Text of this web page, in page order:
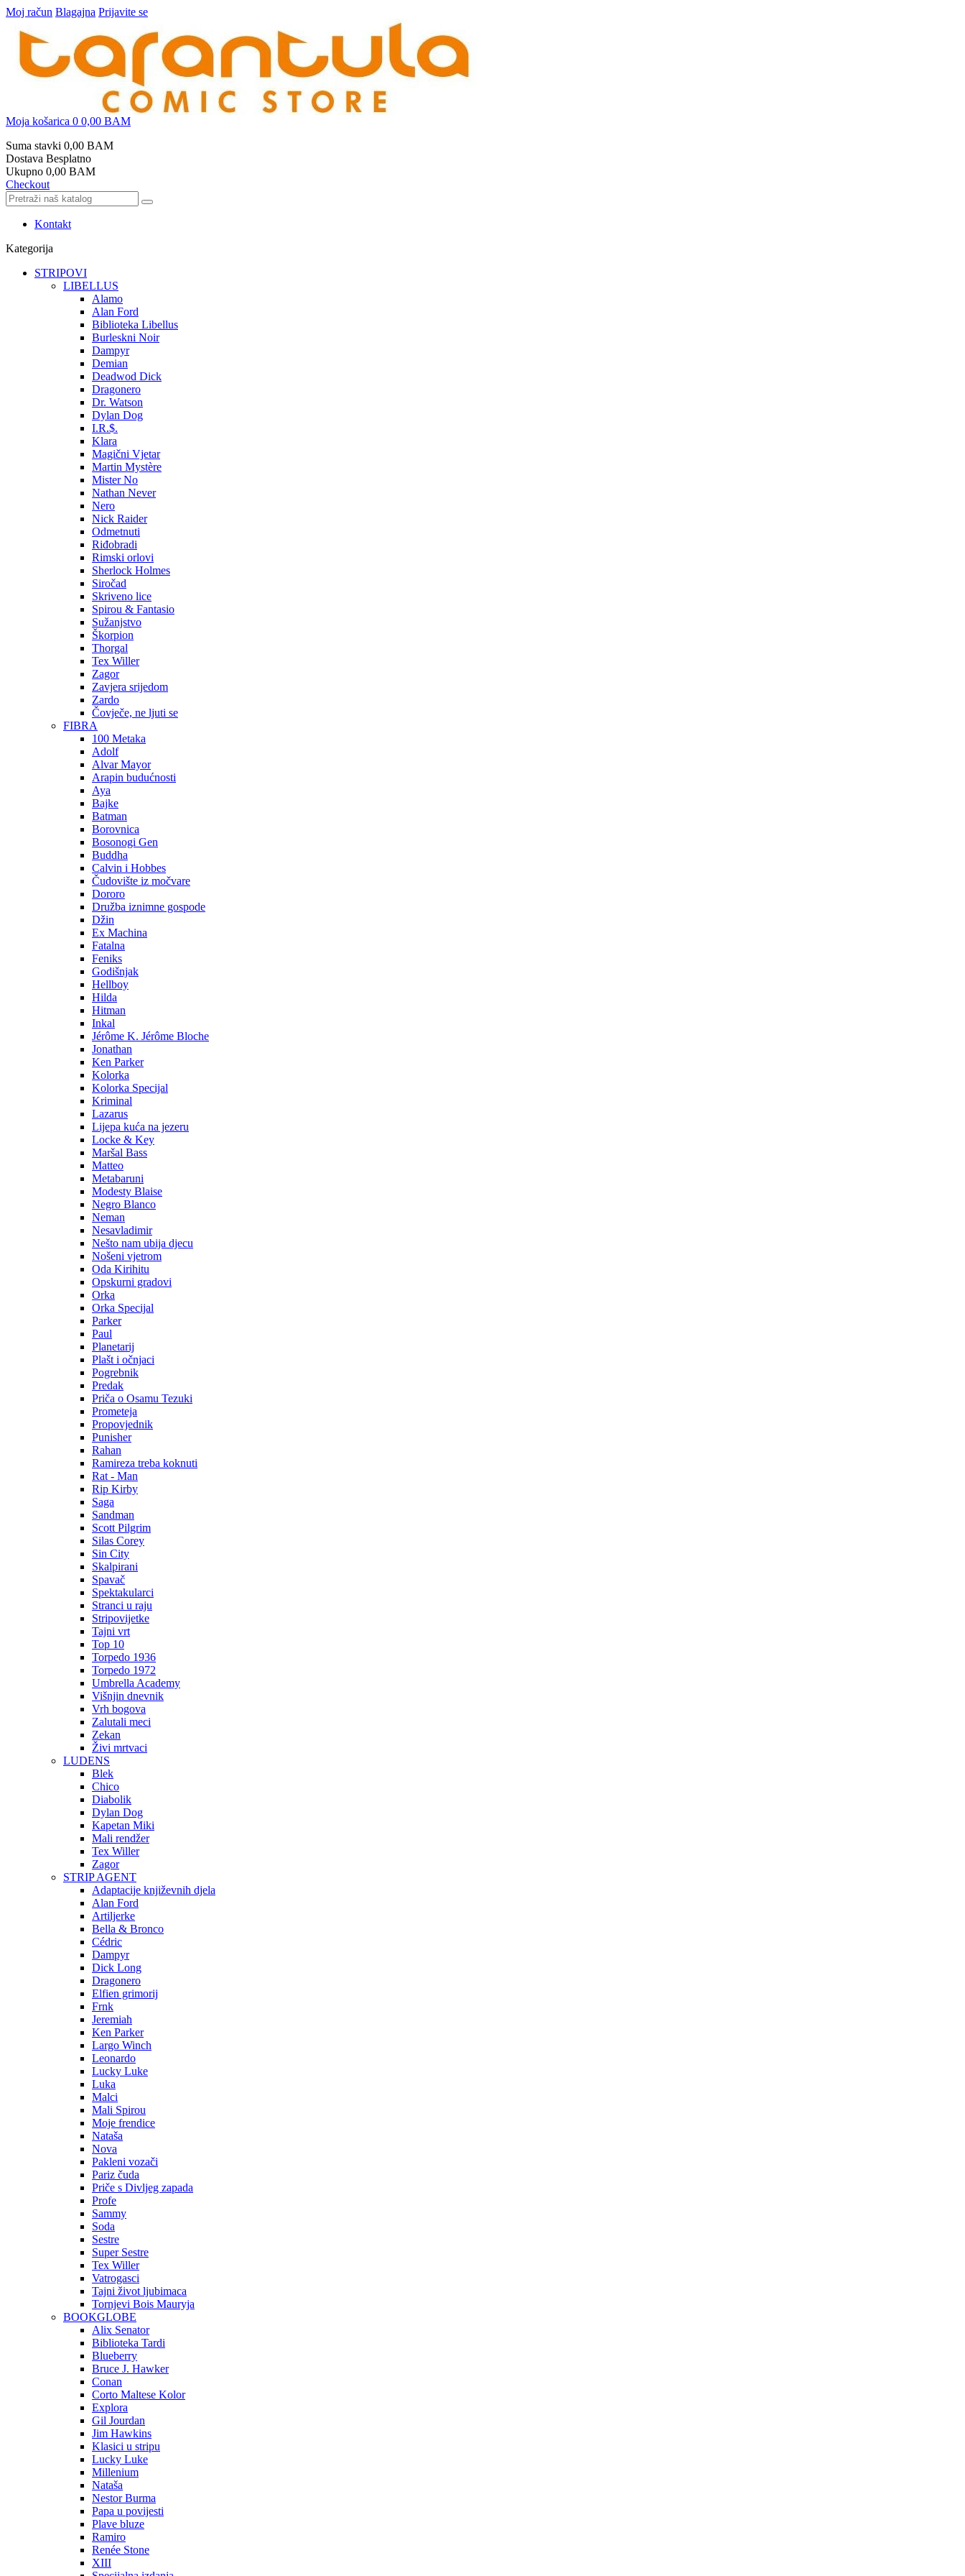
Moj račun Blagajna Prijavite se
Moja košarica 0 0,00 BAM
Suma stavki 0,00 BAM
Dostava Besplatno
Ukupno 0,00 BAM
Checkout
Kontakt
Kategorija
STRIPOVI
LIBELLUS
Alamo
Alan Ford
Biblioteka Libellus
Burleskni Noir
Dampyr
Demian
Deadwod Dick
Dragonero
Dr. Watson
Dylan Dog
I.R.$.
Klara
Magični Vjetar
Martin Mystère
Mister No
Nathan Never
Nero
Nick Raider
Odmetnuti
Riđobradi
Rimski orlovi
Sherlock Holmes
Siročad
Skriveno lice
Spirou & Fantasio
Sužanjstvo
Škorpion
Thorgal
Tex Willer
Zagor
Zavjera srijedom
Zardo
Čovječe, ne ljuti se
FIBRA
100 Metaka
Adolf
Alvar Mayor
Arapin budućnosti
Aya
Bajke
Batman
Borovnica
Bosonogi Gen
Buddha
Calvin i Hobbes
Čudovište iz močvare
Dororo
Družba iznimne gospode
Džin
Ex Machina
Fatalna
Feniks
Godišnjak
Hellboy
Hilda
Hitman
Inkal
Jérôme K. Jérôme Bloche
Jonathan
Ken Parker
Kolorka
Kolorka Specijal
Kriminal
Lazarus
Lijepa kuća na jezeru
Locke & Key
Maršal Bass
Matteo
Metabaruni
Modesty Blaise
Negro Blanco
Neman
Nesavladimir
Nešto nam ubija djecu
Nošeni vjetrom
Oda Kirihitu
Opskurni gradovi
Orka
Orka Specijal
Parker
Paul
Planetarij
Plašt i očnjaci
Pogrebnik
Predak
Priča o Osamu Tezuki
Prometeja
Propovjednik
Punisher
Rahan
Ramireza treba koknuti
Rat - Man
Rip Kirby
Saga
Sandman
Scott Pilgrim
Silas Corey
Sin City
Skalpirani
Spavač
Spektakularci
Stranci u raju
Stripovijetke
Tajni vrt
Top 10
Torpedo 1936
Torpedo 1972
Umbrella Academy
Višnjin dnevnik
Vrh bogova
Zalutali meci
Zekan
Živi mrtvaci
LUDENS
Blek
Chico
Diabolik
Dylan Dog
Kapetan Miki
Mali rendžer
Tex Willer
Zagor
STRIP AGENT
Adaptacije književnih djela
Alan Ford
Artiljerke
Bella & Bronco
Cédric
Dampyr
Dick Long
Dragonero
Elfien grimorij
Frnk
Jeremiah
Ken Parker
Largo Winch
Leonardo
Lucky Luke
Luka
Malci
Mali Spirou
Moje frendice
Nataša
Nova
Pakleni vozači
Pariz čuda
Priče s Divljeg zapada
Profe
Sammy
Soda
Sestre
Super Sestre
Tex Willer
Vatrogasci
Tajni život ljubimaca
Tornjevi Bois Mauryja
BOOKGLOBE
Alix Senator
Biblioteka Tardi
Blueberry
Bruce J. Hawker
Conan
Corto Maltese Kolor
Explora
Gil Jourdan
Jim Hawkins
Klasici u stripu
Lucky Luke
Millenium
Nataša
Nestor Burma
Papa u povijesti
Plave bluze
Ramiro
Renée Stone
XIII